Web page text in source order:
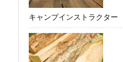
キャンプインストラクター